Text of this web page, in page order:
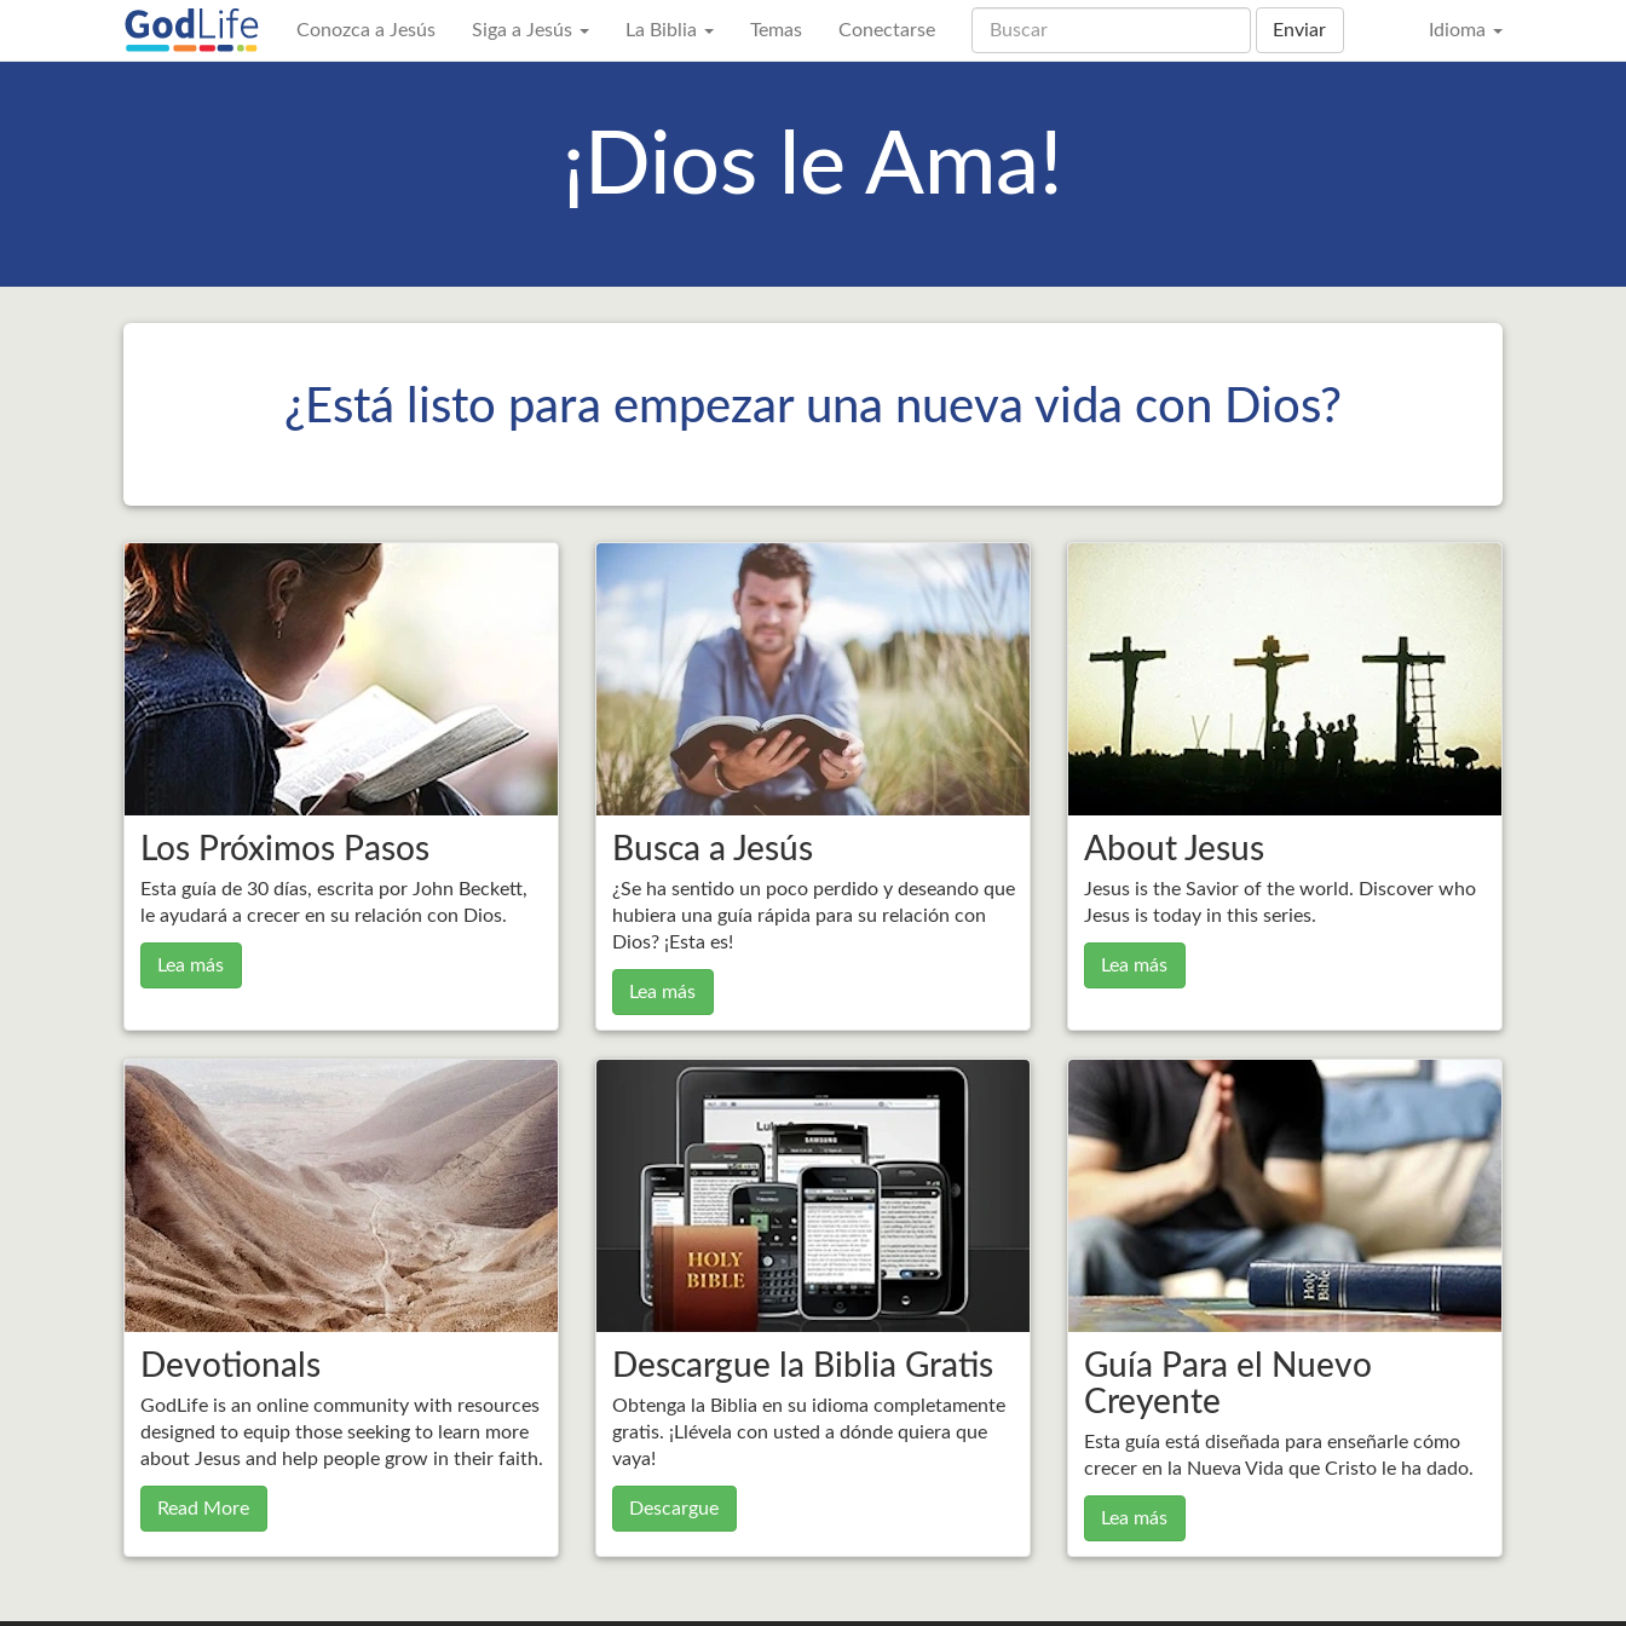
Conozca a Jesús Siga a Jesús La Biblia Temas Conectarse Idioma
Enviar
¡Dios le Ama!
¿Está listo para empezar una nueva vida con Dios?
Los Próximos Pasos
Esta guía de 30 días, escrita por John Beckett,
le ayudará a crecer en su relación con Dios.
Lea más
Busca a Jesús
¿Se ha sentido un poco perdido y deseando que
hubiera una guía rápida para su relación con
Dios? ¡Esta es!
Lea más
About Jesus
Jesus is the Savior of the world. Discover who
Jesus is today in this series.
Lea más
Devotionals
GodLife is an online community with resources
designed to equip those seeking to learn more
about Jesus and help people grow in their faith.
Read More
Descargue la Biblia Gratis
Obtenga la Biblia en su idioma completamente
gratis. ¡Llévela con usted a dónde quiera que
vaya!
Descargue
Guía Para el Nuevo
Creyente
Esta guía está diseñada para enseñarle cómo
crecer en la Nueva Vida que Cristo le ha dado.
Lea más